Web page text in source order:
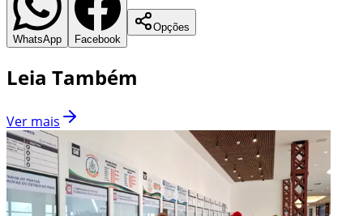
WhatsApp Facebook
Opções
Leia Também
Ver mais